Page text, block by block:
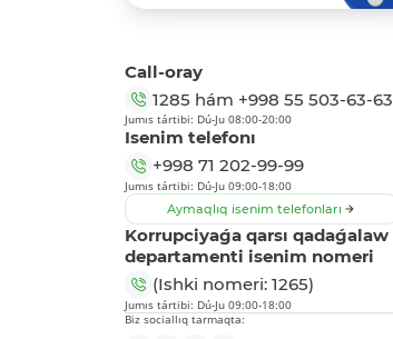
Call-oray
1285 hám +998 55 503-63-63
Jumıs tártibi: Dú-Ju 08:00-20:00
Isenim telefonı
+998 71 202-99-99
Jumıs tártibi: Dú-Ju 09:00-18:00
Aymaqlıq isenim telefonları
Korrupciyaǵa qarsı qadaǵalaw
departamenti isenim nomeri
(Ishki nomeri: 1265)
Jumıs tártibi: Dú-Ju 09:00-18:00
Biz sociallıq tarmaqta: